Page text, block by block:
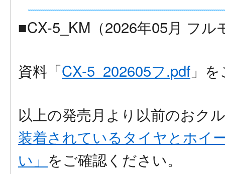
■CX-5_KM（2026年05月 フル
資料「CX-5_202605フ.pdf 」
以上の発売月より以前のおク
装着されているタイヤとホイ
い」 をご確認ください。